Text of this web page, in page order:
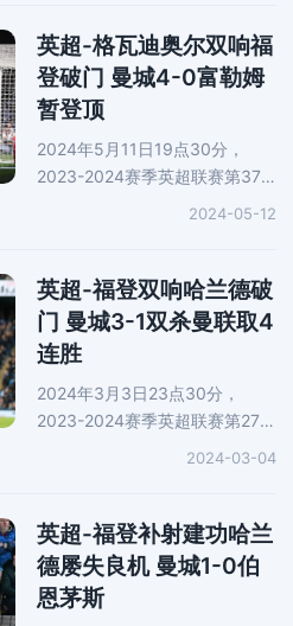
塞，福登低射闪击得分。下半
场，萨维尼奥
英超-格瓦迪奥尔双响福
登破门 曼城4-0富勒姆
暂登顶
2024年5月11日19点30分，
2023-2024赛季英超联赛第37
轮展开一场焦点战役，曼城前往
破门。下半场，福登右脚射门扩
大领先优势
2024-05-12
英超-福登双响哈兰德破
门 曼城3-1双杀曼联取4
连胜
2024年3月3日23点30分，
2023-2024赛季英超联赛第27轮
展开一场万众瞩目的曼市德比，
禁区外轰出世界波，皮球直挂死
角。上半场
2024-03-04
英超-福登补射建功哈兰
德屡失良机 曼城1-0伯
恩茅斯